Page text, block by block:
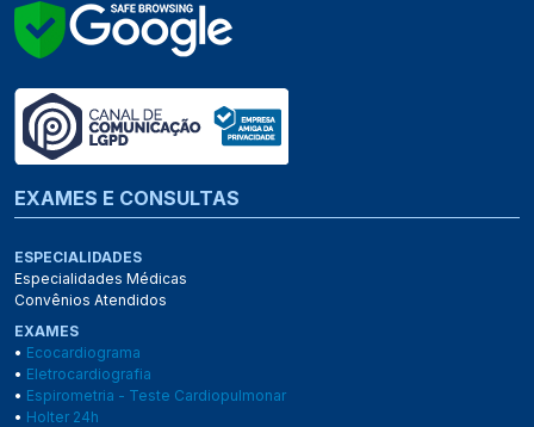
EXAMES E CONSULTAS
ESPECIALIDADES
Especialidades Médicas
Convênios Atendidos
EXAMES
• Ecocardiograma
• Eletrocardiografia
• Espirometria - Teste Cardiopulmonar
• Holter 24h